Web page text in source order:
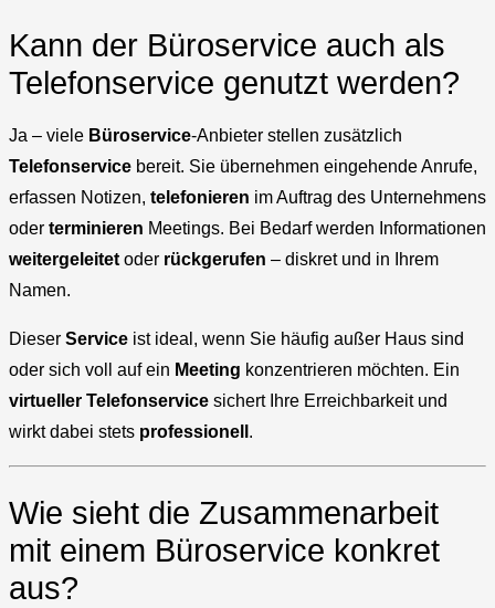
Kann der Büroservice auch als
Telefonservice genutzt werden?
Ja – viele Büroservice-Anbieter stellen zusätzlich
Telefonservice bereit. Sie übernehmen eingehende Anrufe,
erfassen Notizen, telefonieren im Auftrag des Unternehmens
oder terminieren Meetings. Bei Bedarf werden Informationen
weitergeleitet oder rückgerufen – diskret und in Ihrem
Namen.
Dieser Service ist ideal, wenn Sie häufig außer Haus sind
oder sich voll auf ein Meeting konzentrieren möchten. Ein
virtueller Telefonservice sichert Ihre Erreichbarkeit und
wirkt dabei stets professionell .
Wie sieht die Zusammenarbeit
mit einem Büroservice konkret
aus?